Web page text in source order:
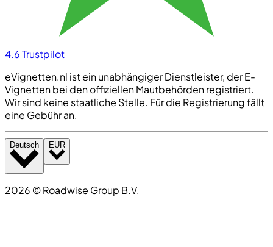
4.6Trustpilot
eVignetten.nl ist ein unabhängiger Dienstleister, der E-
Vignetten bei den offiziellen Mautbehörden registriert.
Wir sind keine staatliche Stelle. Für die Registrierung fällt
eine Gebühr an.
Deutsch EUR
2026 ©Roadwise Group B.V.